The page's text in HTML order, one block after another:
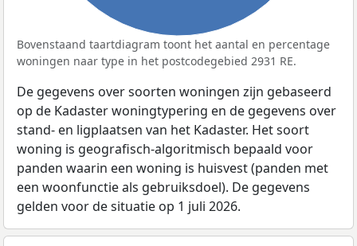
Bovenstaand taartdiagram toont het aantal en percentage
woningen naar type in het postcodegebied 2931 RE.
De gegevens over soorten woningen zijn gebaseerd
op de Kadaster woningtypering en de gegevens over
stand- en ligplaatsen van het Kadaster. Het soort
woning is geografisch-algoritmisch bepaald voor
panden waarin een woning is huisvest (panden met
een woonfunctie als gebruiksdoel). De gegevens
gelden voor de situatie op 1 juli 2026.